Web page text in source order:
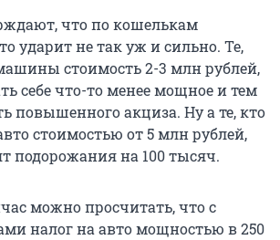
что по кошелькам
ударит не так уж и сильно. Те,
стоимость 2-3 млн рублей,
себе что-то менее мощное и тем
повышенного акциза. Ну а те, кто
стоимостью от 5 млн рублей,
подорожания на 100 тысяч.
можно просчитать, что с
налог на авто мощностью в 250